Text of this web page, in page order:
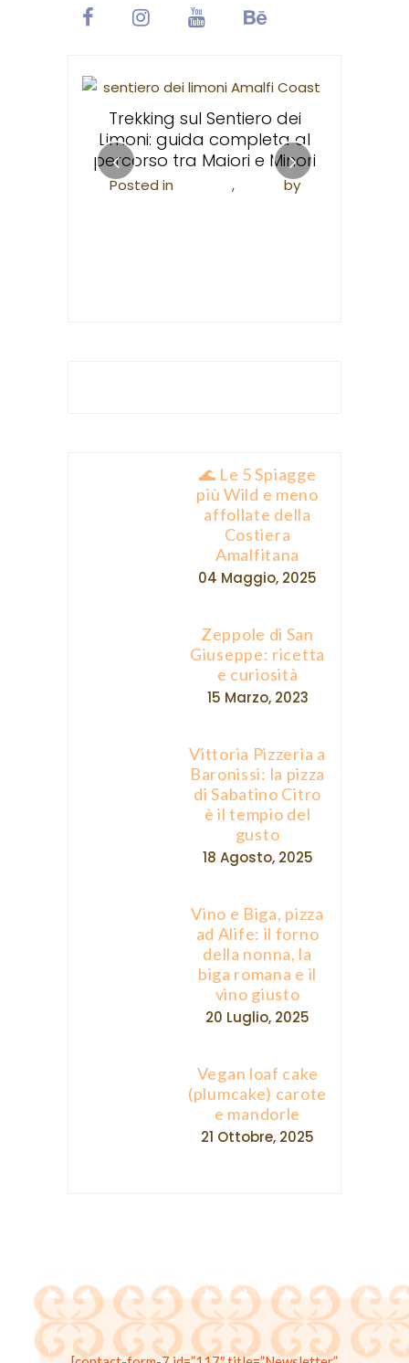
Trekking sul Sentiero dei
Limoni: guida completa al
percorso tra Maiori e Minori
Posted in ,
by
🌊 Le 5 Spiagge
più Wild e meno
affollate della
Costiera
Amalfitana
04 Maggio, 2025
Zeppole di San
Giuseppe: ricetta
e curiosità
15 Marzo, 2023
Vittoria Pizzeria a
Baronissi: la pizza
di Sabatino Citro
è il tempio del
gusto
18 Agosto, 2025
Vino e Biga, pizza
ad Alife: il forno
della nonna, la
biga romana e il
vino giusto
20 Luglio, 2025
Vegan loaf cake
(plumcake) carote
e mandorle
21 Ottobre, 2025